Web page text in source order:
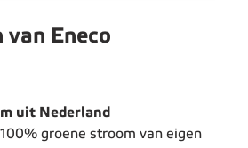
van Eneco
uit Nederland
groene stroom van eigen